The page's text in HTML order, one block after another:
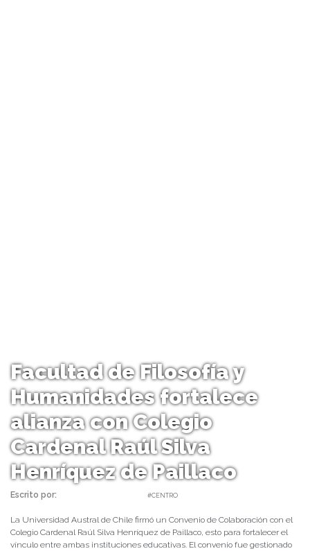
Facultad de Filosofía y
Humanidades fortalece
alianza con Colegio
Cardenal Raúl Silva
Henríquez de Paillaco
Escrito por: #CENTRO
La Universidad Austral de Chile firmó un Convenio de Colaboración con el
Colegio Cardenal Raúl Silva Henríquez de Paillaco, esto para fortalecer el
vínculo entre ambas instituciones educativas. El convenio fue gestionado